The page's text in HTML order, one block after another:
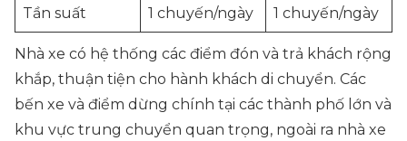
Tần suất 1 chuyến/ngày 1 chuyến/ngày
Nhà xe có hệ thống các điểm đón và trả khách rộng
khắp, thuận tiện cho hành khách di chuyển. Các
bến xe và điểm dừng chính tại các thành phố lớn và
khu vực trung chuyển quan trọng, ngoài ra nhà xe